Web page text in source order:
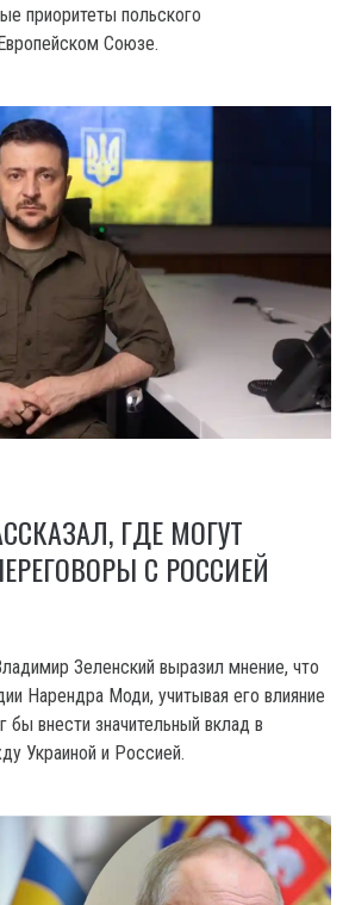
приоритеты польского
Союзе.
ГДЕ МОГУТ
С РОССИЕЙ
Зеленский выразил мнение, что
Нарендра Моди, учитывая его влияние
бы внести значительный вклад в
Украиной и Россией.